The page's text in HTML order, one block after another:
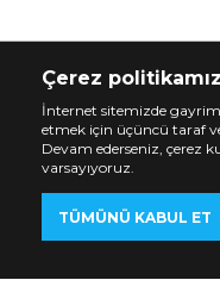
Çerez
İnternet sitemizde
etmek için üçüncü taraf
Devam ederseniz, çerez
varsayıyoruz.
TÜMÜNÜ KABUL ET